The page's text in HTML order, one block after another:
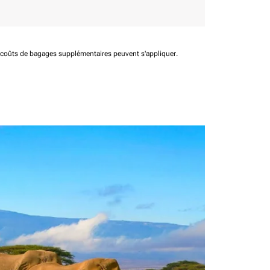
de bagages supplémentaires peuvent s'appliquer.